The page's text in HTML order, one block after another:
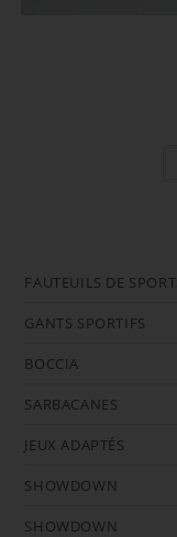
FAUTEUILS DE
GANTS SPORTIFS
BOCCIA
SARBACANES
JEUX ADAPTÉS
SHOWDOWN
SHOWDOWN